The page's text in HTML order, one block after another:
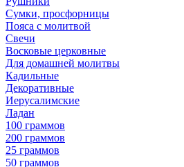
Сумки, просфорницы
Пояса с молитвой
Свечи
Восковые церковные
Для домашней молитвы
Кадильные
Декоративные
Иерусалимские
Ладан
100 граммов
200 граммов
25 граммов
50 граммов